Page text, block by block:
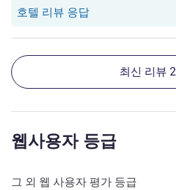
호텔 리뷰 응답당 호텔에서는
최신 리뷰
웹사용자 등급
그 외 웹 사용자 평가 등급